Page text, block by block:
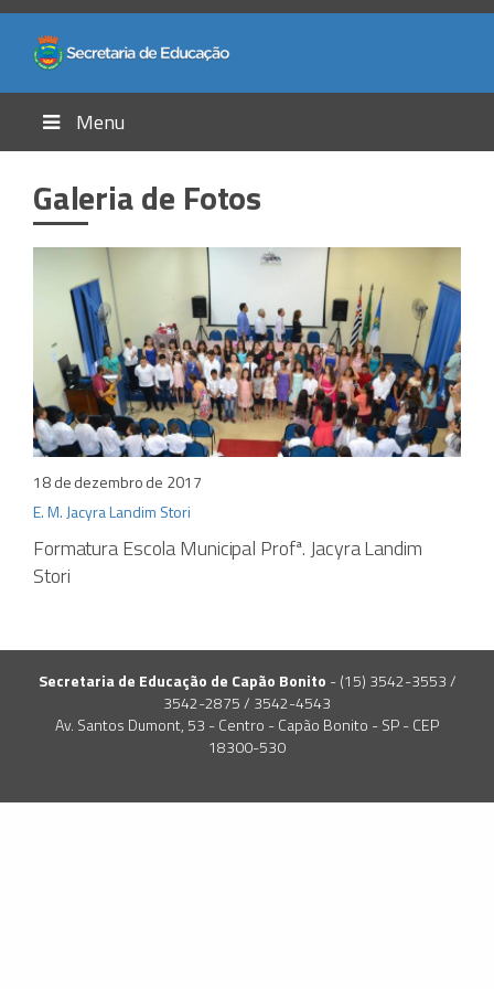
Menu
Galeria de Fotos
18 de dezembro de 2017
E. M. Jacyra Landim Stori
Formatura Escola Municipal Profª. Jacyra Landim
Stori
Secretaria de Educação de Capão Bonito - (15) 3542-3553 /
3542-2875 / 3542-4543
Av. Santos Dumont, 53 - Centro - Capão Bonito - SP - CEP
18300-530